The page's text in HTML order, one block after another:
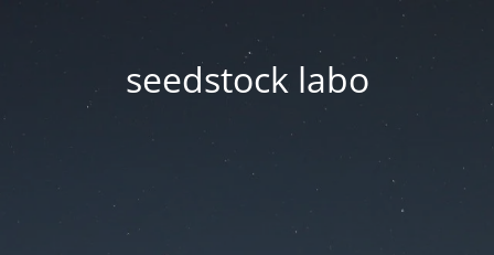
seedstock labo